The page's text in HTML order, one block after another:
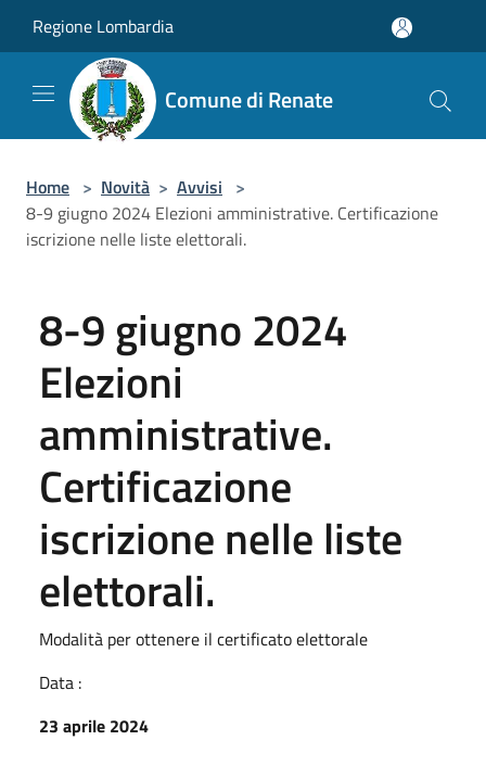
Regione Lombardia
Comune di Renate
Home > Novità > Avvisi >
8-9 giugno 2024 Elezioni amministrative. Certificazione
iscrizione nelle liste elettorali.
8-9 giugno 2024
Elezioni
amministrative.
Certificazione
iscrizione nelle liste
elettorali.
Modalità per ottenere il certificato elettorale
Data :
23 aprile 2024